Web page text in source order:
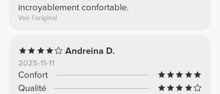
incroyablement confortable.
Voir l'original
Andreina D.
2025-11-11
Confort
Qualité